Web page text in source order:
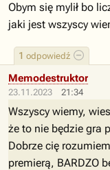
1 odpowiedź
Obym się mylił bo
jaki jest wszyscy
23.11.2023 21:34
Memodestruktor
Wszyscy wiemy,
że to nie będzie gra
Dobrze cię
premierą, BARDZO